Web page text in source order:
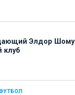
Элдор
клуб